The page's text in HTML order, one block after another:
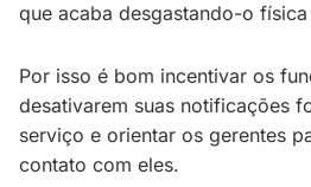
que acaba desgastando-o
Por isso é bom incentivar os
desativarem suas notificações
serviço e orientar os gerentes
contato com eles.